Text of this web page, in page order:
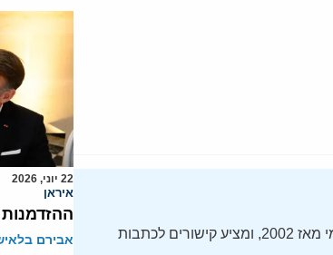
ה-Daily Alert הידוע – תקציר חדשות ישראל, מופק על ידי המרכז הירושלמי מאז 2002, ומציע קישורים לכתבות
22 יוני, 2026
איראן
אבירם